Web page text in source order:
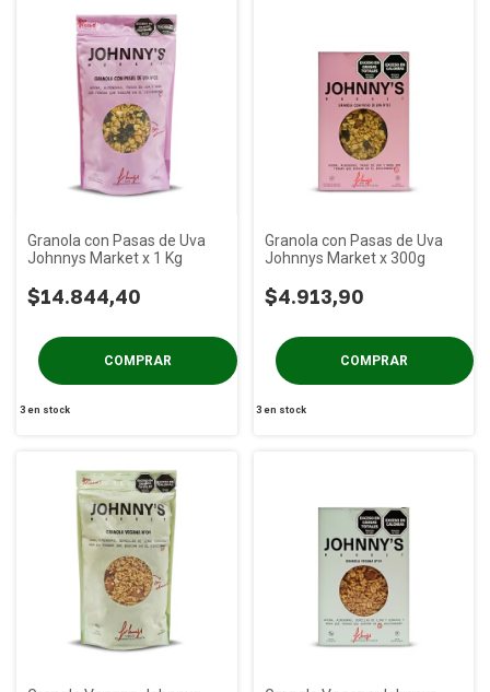
Granola con Pasas de Uva
Johnnys Market x 1 Kg
$14.844,40
3en stock
Granola con Pasas de Uva
Johnnys Market x 300g
$4.913,90
3 en stock